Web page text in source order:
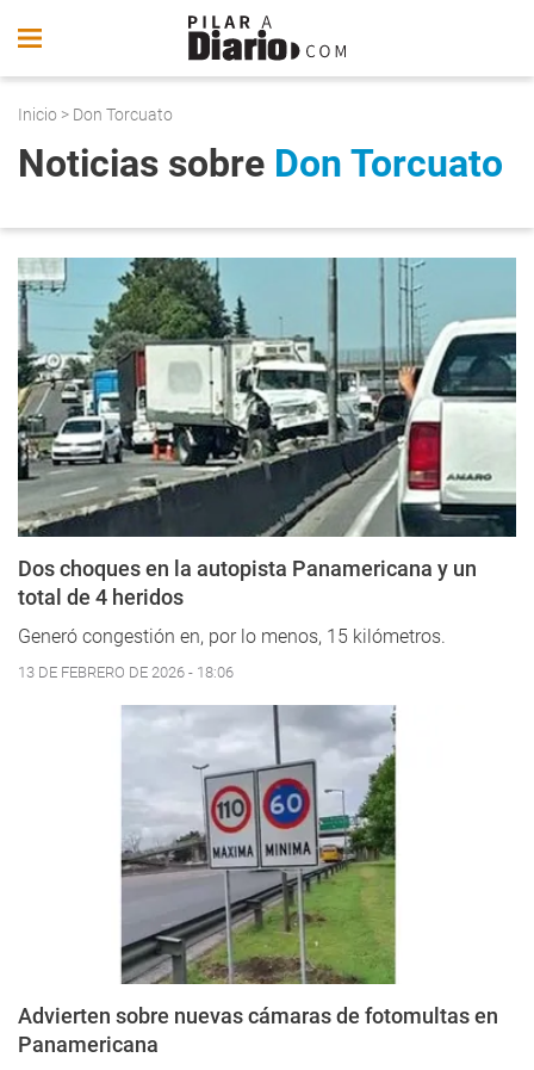
Inicio > Don Torcuato
Noticias sobre Don Torcuato
Dos choques en la autopista Panamericana y un
total de 4 heridos
Generó congestión en, por lo menos, 15 kilómetros.
13 DE FEBRERO DE 2026 - 18:06
Advierten sobre nuevas cámaras de fotomultas en
Panamericana